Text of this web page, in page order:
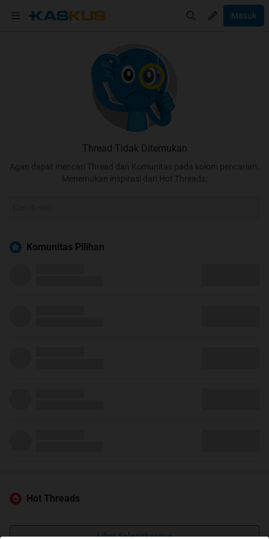
Masuk
Thread Tidak Ditemukan
Agan dapat mencari Thread dan Komunitas pada kolom pencarian.
Menemukan inspirasi dari Hot Threads.
Komunitas Pilihan
Hot Threads
Lihat Selengkapnya